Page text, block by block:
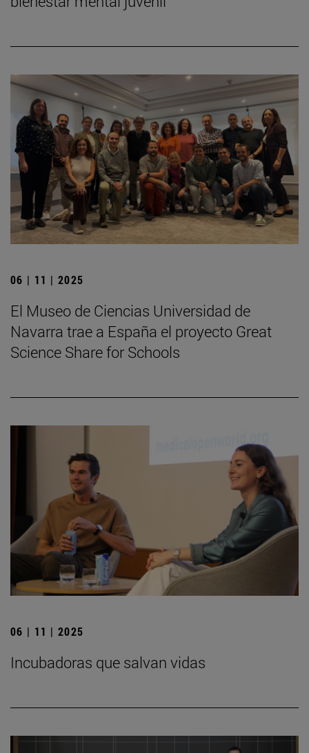
06 | 11 | 2025
El Museo de Ciencias Universidad de
Navarra trae a España el proyecto Great
Science Share for Schools
06 | 11 | 2025
Incubadoras que salvan vidas